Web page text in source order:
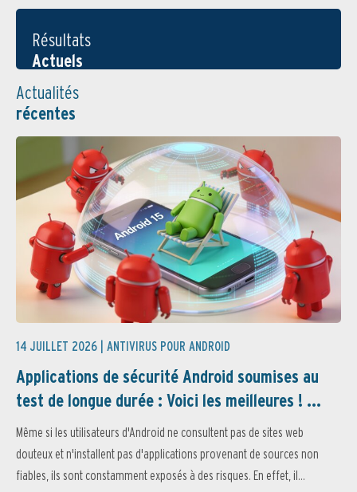
Résultats
Actuels
Actualités
récentes
14 JUILLET 2026 | ANTIVIRUS POUR ANDROID
Applications de sécurité Android soumises au
test de longue durée : Voici les meilleures ! ...
Même si les utilisateurs d'Android ne consultent pas de sites web
douteux et n'installent pas d'applications provenant de sources non
fiables, ils sont constamment exposés à des risques. En effet, il...